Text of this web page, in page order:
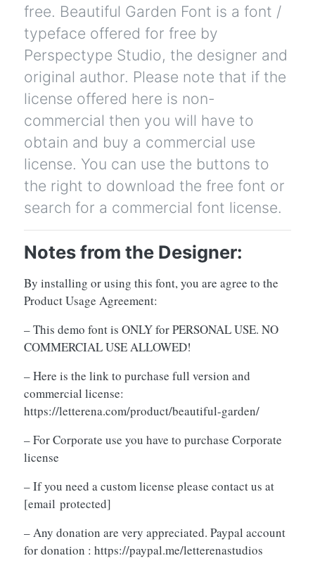
free. Beautiful Garden Font is a font /
typeface offered for free by
Perspectype Studio, the designer and
original author. Please note that if the
license offered here is non-
commercial then you will have to
obtain and buy a commercial use
license. You can use the buttons to
the right to download the free font or
search for a commercial font license.
Notes from the Designer:
By installing or using this font, you are agree to the
Product Usage Agreement:
– This demo font is ONLY for PERSONAL USE. NO
COMMERCIAL USE ALLOWED!
– Here is the link to purchase full version and
commercial license:
https://letterena.com/product/beautiful-garden/
– For Corporate use you have to purchase Corporate
license
– If you need a custom license please contact us at
[email protected]
– Any donation are very appreciated. Paypal account
for donation : https://paypal.me/letterenastudios